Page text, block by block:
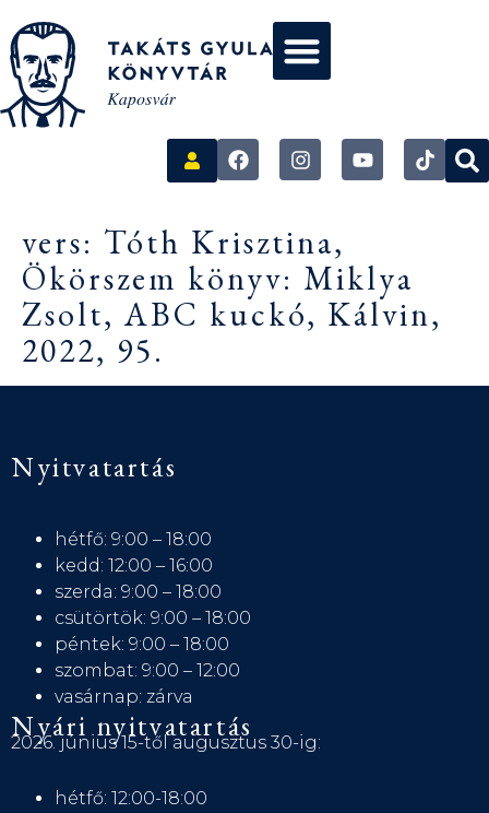
vers: Tóth Krisztina,
Ökörszem könyv: Miklya
Zsolt, ABC kuckó, Kálvin,
2022, 95.
Nyitvatartás
hétfő: 9:00 – 18:00
kedd: 12:00 – 16:00
szerda: 9:00 – 18:00
csütörtök: 9:00 – 18:00
péntek: 9:00 – 18:00
szombat: 9:00 – 12:00
vasárnap: zárva
Nyári nyitvatartás
2026. június 15-től augusztus 30-ig:
hétfő: 12:00-18:00